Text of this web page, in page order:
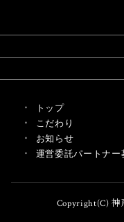
トップ
こだわり
お知らせ
運営委託パートナー
Copyright(C) 神